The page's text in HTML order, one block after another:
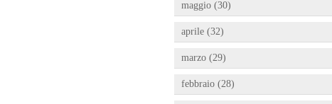
maggio (30)
aprile (32)
marzo (29)
febbraio (28)